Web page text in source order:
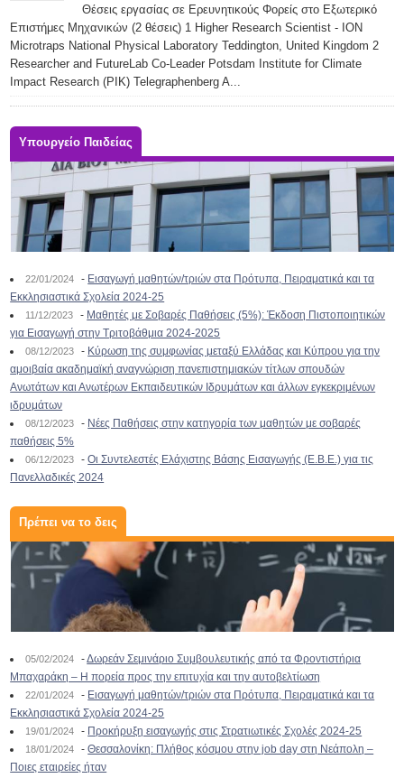
Θέσεις εργασίας σε Ερευνητικούς Φορείς στο Εξωτερικό
Επιστήμες Μηχανικών (2 θέσεις) 1 Higher Research Scientist - ION
Microtraps National Physical Laboratory Teddington, United Kingdom 2
Researcher and FutureLab Co-Leader Potsdam Institute for Climate
Impact Research (PIK) Telegraphenberg A...
Υπουργείο Παιδείας
22/01/2024 - Εισαγωγή μαθητών/τριών στα Πρότυπα, Πειραματικά και τα
Εκκλησιαστικά Σχολεία 2024-25
11/12/2023 - Μαθητές με Σοβαρές Παθήσεις (5%): Έκδοση Πιστοποιητικών
για Εισαγωγή στην Τριτοβάθμια 2024-2025
08/12/2023 - Κύρωση της συμφωνίας μεταξύ Ελλάδας και Κύπρου για την
αμοιβαία ακαδημαϊκή αναγνώριση πανεπιστημιακών τίτλων σπουδών
Ανωτάτων και Ανωτέρων Εκπαιδευτικών Ιδρυμάτων και άλλων εγκεκριμένων
ιδρυμάτων
08/12/2023 - Νέες Παθήσεις στην κατηγορία των μαθητών με σοβαρές
παθήσεις 5%
06/12/2023 -Οι Συντελεστές Ελάχιστης Βάσης Εισαγωγής (Ε.Β.Ε.) για τις
Πανελλαδικές 2024
Πρέπει να το δεις
05/02/2024 -Δωρεάν Σεμινάριο Συμβουλευτικής από τα Φροντιστήρια
Μπαχαράκη – Η πορεία προς την επιτυχία και την αυτοβελτίωση
22/01/2024 - Εισαγωγή μαθητών/τριών στα Πρότυπα, Πειραματικά και τα
Εκκλησιαστικά Σχολεία 2024-25
19/01/2024 - Προκήρυξη εισαγωγής στις Στρατιωτικές Σχολές 2024-25
18/01/2024 -Θεσσαλονίκη: Πλήθος κόσμου στην job day στη Νεάπολη –
Ποιες εταιρείες ήταν